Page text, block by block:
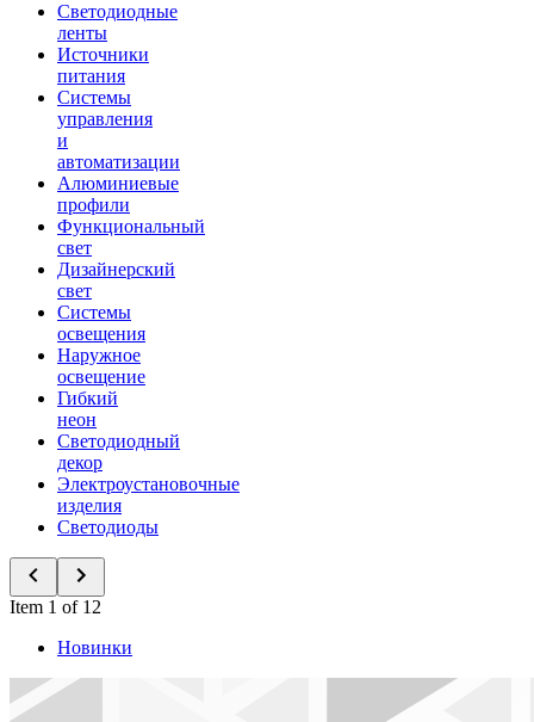
Светодиодные
ленты
Источники
питания
Системы
управления
и
автоматизации
Алюминиевые
профили
Функциональный
свет
Дизайнерский
свет
Системы
освещения
Наружное
освещение
Гибкий
неон
Светодиодный
декор
Электроустановочные
изделия
Светодиоды
Item 1 of 12
Новинки